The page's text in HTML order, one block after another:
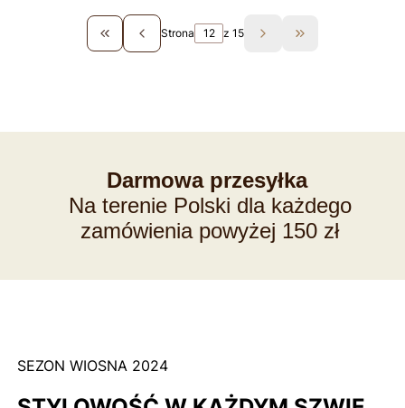
Wróć do pierwszej strony z produktami
Strona z 15 Przejdź do
Darmowa przesyłka
Na terenie Polski dla każdego
zamówienia powyżej 150 zł
SEZON WIOSNA 2024